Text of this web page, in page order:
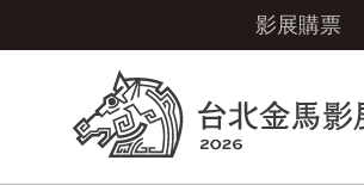
影展購票